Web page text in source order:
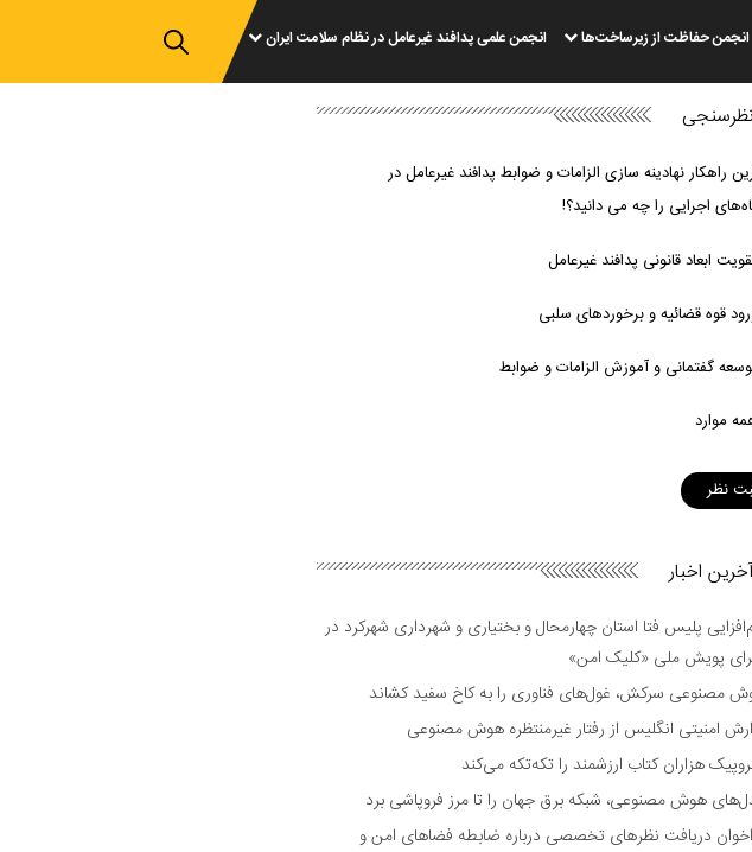
انجمن حفاظت از زیرساخت‌ها انجمن علمی پدافند غیرعامل در نظام سلامت ایران
نظرسنجی
راهکار نهادینه سازی الزامات و ضوابط پدافند غیرعامل در
اجرایی را چه می دانید؟!
ابعاد قانونی پدافند غیرعامل
قوه قضائیه و برخوردهای سلبی
گفتمانی و آموزش الزامات و ضوابط
موارد
اخبار
پلیس فتا استان چهارمحال و بختیاری و شهرداری شهرکرد در
پویش ملی «کلیک امن»
مصنوعی سرکش، غول‌های فناوری را به کاخ سفید کشاند
امنیتی انگلیس از رفتار غیرمنتظره هوش مصنوعی
هزاران کتاب ارزشمند را تکه‌تکه می‌کند
هوش مصنوعی، شبکه برق جهان را تا مرز فروپاشی برد
دریافت نظر‌های تخصصی درباره ضابطه فضا‌های امن و